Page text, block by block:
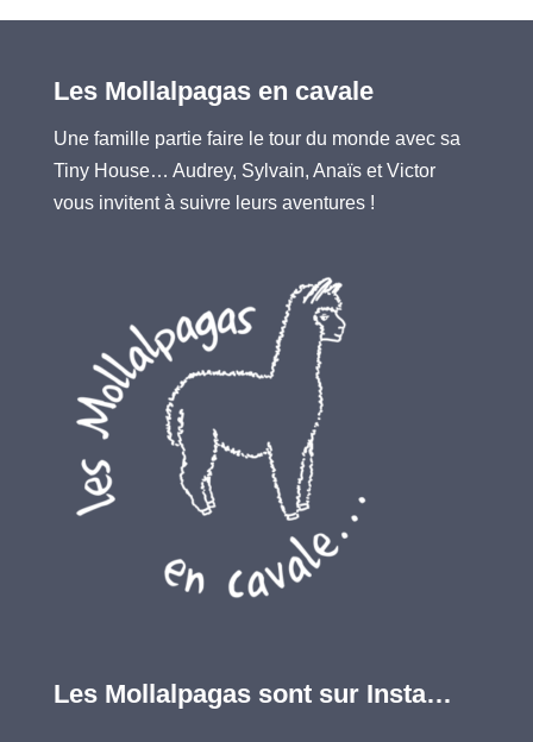
Les Mollalpagas en cavale
Une famille partie faire le tour du monde avec sa
Tiny House… Audrey, Sylvain, Anaïs et Victor
vous invitent à suivre leurs aventures !
Les Mollalpagas sont sur Insta…